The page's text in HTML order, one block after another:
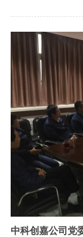
所及企业单位的
中科创嘉公司党